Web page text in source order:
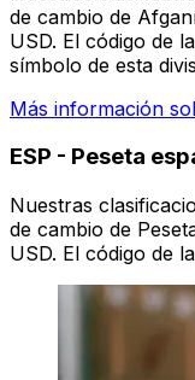
de cambio de
USD. El código de
Más información
ESP - Peseta
Nuestras
de cambio de
USD. El código de